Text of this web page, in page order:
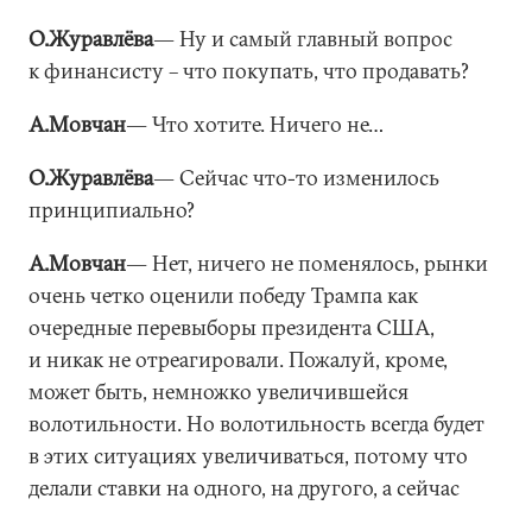
О.Журавлёва― Ну и самый главный вопрос
к финансисту – что покупать, что продавать?
А.Мовчан― Что хотите. Ничего не…
О.Журавлёва― Сейчас что-то изменилось
принципиально?
А.Мовчан― Нет, ничего не поменялось, рынки
очень четко оценили победу Трампа как
очередные перевыборы президента США,
и никак не отреагировали. Пожалуй, кроме,
может быть, немножко увеличившейся
волотильности. Но волотильность всегда будет
в этих ситуациях увеличиваться, потому что
делали ставки на одного, на другого, а сейчас